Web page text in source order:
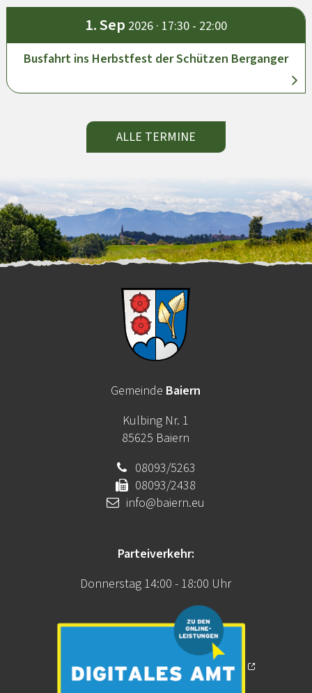
1.Sep 2026 · 17:30 - 22:00
Busfahrt ins Herbstfest der Schützen Berganger
ALLE TERMINE
Gemeinde Baiern
Kulbing Nr. 1
85625 Baiern
08093/5263
08093/2438
info@baiern.eu
Parteiverkehr:
Donnerstag 14:00 - 18:00 Uhr